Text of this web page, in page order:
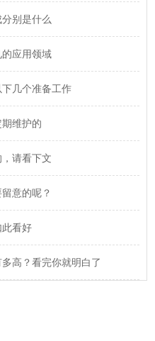
别是什么
应用领域
几个准备工作
维护的
请看下文
意的呢？
看好
高？看完你就明白了